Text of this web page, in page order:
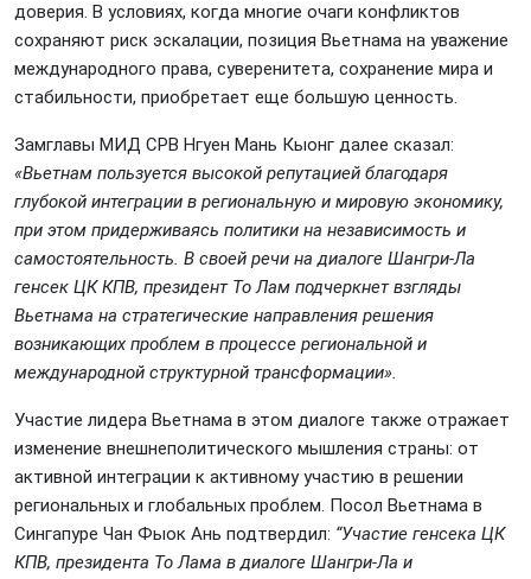
доверия. В условиях, когда многие очаги конфликтов
сохраняют риск эскалации, позиция Вьетнама на уважение
международного права, суверенитета, сохранение мира и
стабильности, приобретает еще большую ценность.
Замглавы МИД СРВ Нгуен Мань Кыонг далее сказал:
«Вьетнам пользуется высокой репутацией благодаря
глубокой интеграции в региональную и мировую экономику,
при этом придерживаясь политики на независимость и
самостоятельность. В своей речи на диалоге Шангри-Ла
генсек ЦК КПВ, президент То Лам подчеркнет взгляды
Вьетнама на стратегические направления решения
возникающих проблем в процессе региональной и
международной структурной трансформации».
Участие лидера Вьетнама в этом диалоге также отражает
изменение внешнеполитического мышления страны: от
активной интеграции к активному участию в решении
региональных и глобальных проблем. Посол Вьетнама в
Сингапуре Чан Фыок Ань подтвердил: “Участие генсека ЦК
КПВ, президента То Лама в диалоге Шангри-Ла и